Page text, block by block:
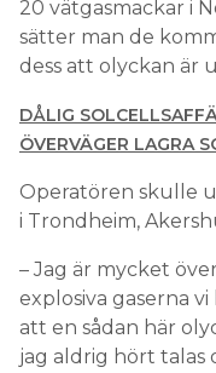
20 vätgasmackar i
sätter man de
dess att olyckan är
DÅLIG
ÖVERVÄGER LAGRA
Operatören skulle
i Trondheim,
– Jag är mycket
explosiva gaserna
att en sådan här
jag aldrig hört talas